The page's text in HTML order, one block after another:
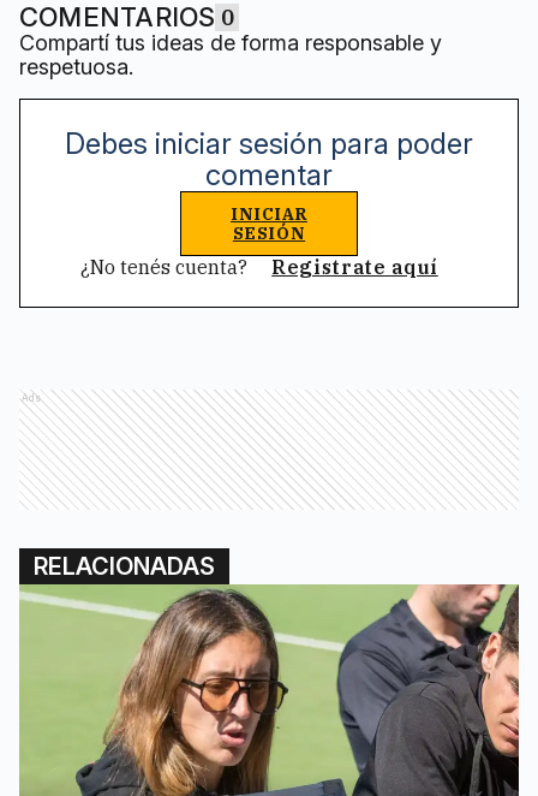
COMENTARIOS 0
Compartí tus ideas de forma responsable y
respetuosa.
Debes iniciar sesión para poder
comentar
INICIAR
SESIÓN
¿No tenés cuenta? Registrate aquí
Ads
RELACIONADAS